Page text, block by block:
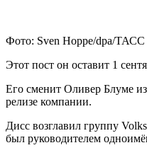
Фото: Sven Hoppe/dpa/ТАСС
Этот пост он оставит 1
Его сменит Оливер Блуме из
релизе компании.
Дисс возглавил группу
был руководителем